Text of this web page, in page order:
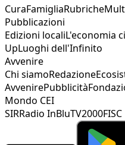
CuraFamigliaRubriche
Pubblicazioni
Edizioni localiL'economia
UpLuoghi dell'Infinito
Avvenire
Chi siamoRedazione
AvvenirePubblicità
Mondo CEI
SIRRadio InBluTV2000FISC